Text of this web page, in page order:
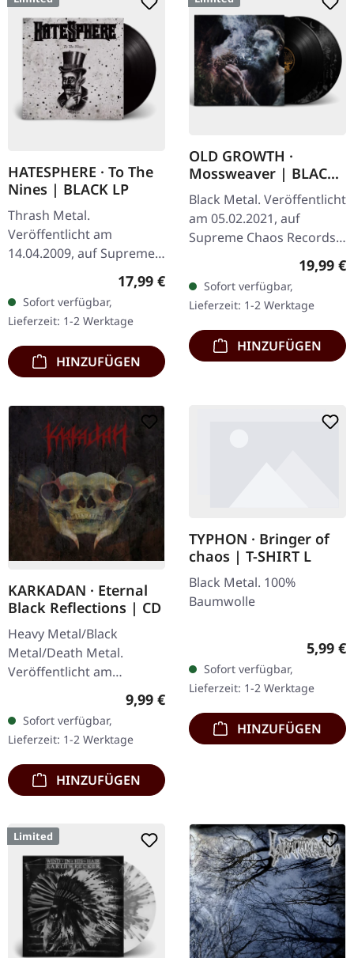
HATESPHERE · To The
Nines | BLACK LP
Thrash Metal.
Veröffentlicht am
14.04.2009, auf Supreme
Chaos Records. Das neue,
intensive und kraftvolle
Album der dänischen
Thrash Metal Könige ist…
Regulärer Preis:
17,99 €
Sofort verfügbar,
Lieferzeit: 1-2 Werktage
HINZUFÜGEN
OLD GROWTH ·
Mossweaver | BLACK
2LP
Black Metal. Veröffentlicht
am 05.02.2021, auf
Supreme Chaos Records.
Schwarzes Doppel-Vinyl
im schweren Gatefold-
Cover mit bedrucktem
Insert und…
19,99 €
Sofort verfügbar,
Lieferzeit: 1-2 Werktage
HINZUFÜGEN
KARKADAN · Eternal
Black Reflections | CD
Heavy Metal/Black
Metal/Death Metal.
Veröffentlicht am
19.01.2002, auf Supreme
Chaos Records. CD im
Jewelcase. Neuauflage mit
neuem Artwork,…
Regulärer Preis:
9,99 €
Sofort verfügbar,
Lieferzeit: 1-2 Werktage
HINZUFÜGEN
TYPHON · Bringer of
chaos | T-SHIRT L
Black Metal. 100%
Baumwolle
5,99 €
Sofort verfügbar,
Lieferzeit: 1-2 Werktage
HINZUFÜGEN
Limited